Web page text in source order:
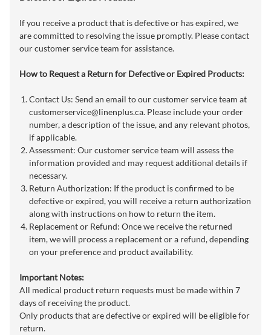
If you receive a product that is defective or has expired, we
are committed to resolving the issue promptly. Please contact
our customer service team for assistance.
How to Request a Return for Defective or Expired Products:
Contact Us: Send an email to our customer service team at
customerservice@linenplus.ca. Please include your order
number, a description of the issue, and any relevant photos,
if applicable.
Assessment: Our customer service team will assess the
information provided and may request additional details if
necessary.
Return Authorization: If the product is confirmed to be
defective or expired, you will receive a return authorization
along with instructions on how to return the item.
Replacement or Refund: Once we receive the returned
item, we will process a replacement or a refund, depending
on your preference and product availability.
Important Notes:
All medical product return requests must be made within 7
days of receiving the product.
Only products that are defective or expired will be eligible for
return.